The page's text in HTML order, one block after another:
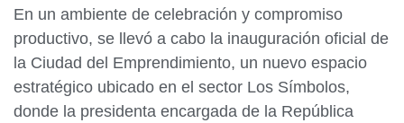
En un ambiente de celebración y compromiso
productivo, se llevó a cabo la inauguración oficial de
la Ciudad del Emprendimiento, un nuevo espacio
estratégico ubicado en el sector Los Símbolos,
donde la presidenta encargada de la República